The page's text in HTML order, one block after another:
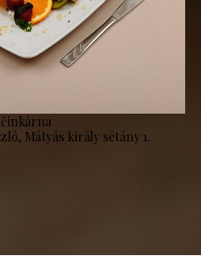
Mátyás király sétány 1.